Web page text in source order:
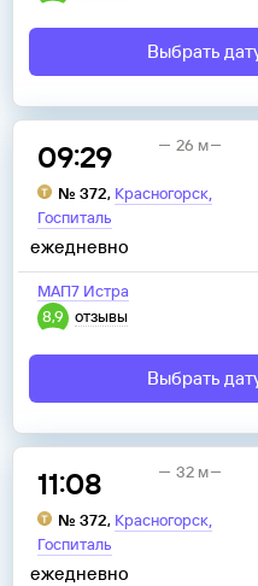
Выбрать
09:29
№ 372, Красногорск,
Госпиталь
26 м
МАП7 Истра
8,9
отзывы
ежедневно
Выбрать
11:08
№ 372, Красногорск,
Госпиталь
32 м
ежедневно